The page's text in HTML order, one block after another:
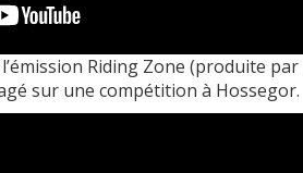
Riding Zone (produite par
sur une compétition à Hossegor.